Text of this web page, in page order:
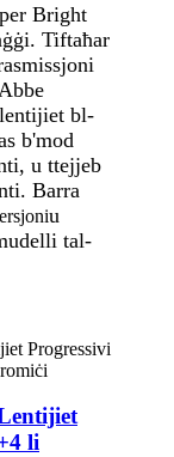
Bright
Tiftaħar
bl-
b'mod
u ttejjeb
Barra
u
tal-
li